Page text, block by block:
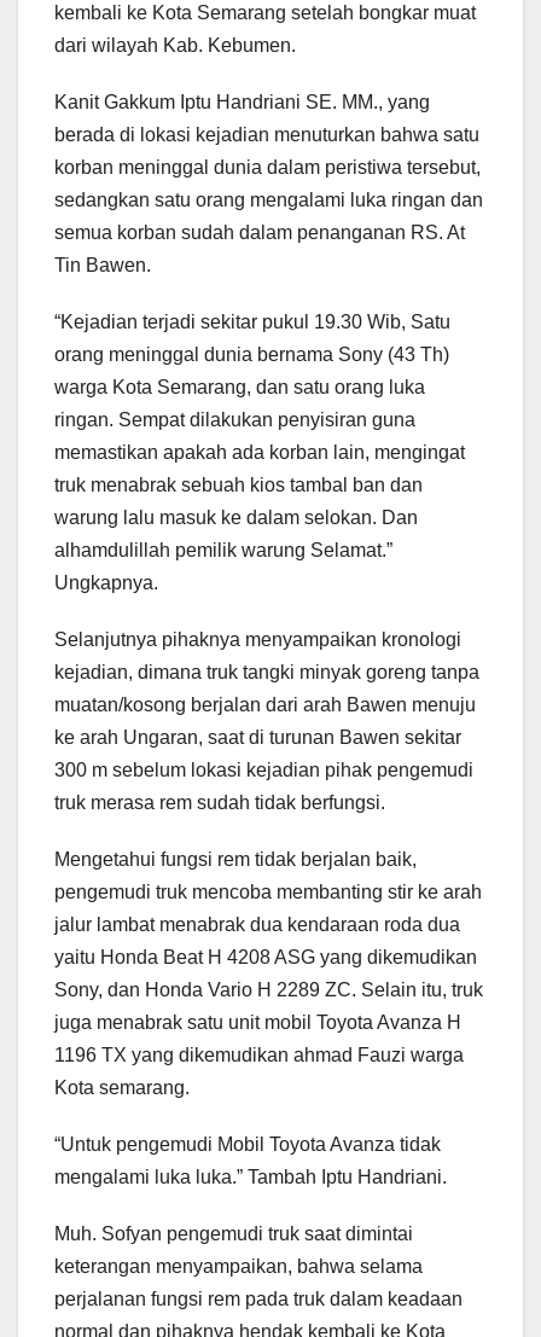
kembali ke Kota Semarang setelah bongkar muat
dari wilayah Kab. Kebumen.
Kanit Gakkum Iptu Handriani SE. MM., yang
berada di lokasi kejadian menuturkan bahwa satu
korban meninggal dunia dalam peristiwa tersebut,
sedangkan satu orang mengalami luka ringan dan
semua korban sudah dalam penanganan RS. At
Tin Bawen.
“Kejadian terjadi sekitar pukul 19.30 Wib, Satu
orang meninggal dunia bernama Sony (43 Th)
warga Kota Semarang, dan satu orang luka
ringan. Sempat dilakukan penyisiran guna
memastikan apakah ada korban lain, mengingat
truk menabrak sebuah kios tambal ban dan
warung lalu masuk ke dalam selokan. Dan
alhamdulillah pemilik warung Selamat.”
Ungkapnya.
Selanjutnya pihaknya menyampaikan kronologi
kejadian, dimana truk tangki minyak goreng tanpa
muatan/kosong berjalan dari arah Bawen menuju
ke arah Ungaran, saat di turunan Bawen sekitar
300 m sebelum lokasi kejadian pihak pengemudi
truk merasa rem sudah tidak berfungsi.
Mengetahui fungsi rem tidak berjalan baik,
pengemudi truk mencoba membanting stir ke arah
jalur lambat menabrak dua kendaraan roda dua
yaitu Honda Beat H 4208 ASG yang dikemudikan
Sony, dan Honda Vario H 2289 ZC. Selain itu, truk
juga menabrak satu unit mobil Toyota Avanza H
1196 TX yang dikemudikan ahmad Fauzi warga
Kota semarang.
“Untuk pengemudi Mobil Toyota Avanza tidak
mengalami luka luka.” Tambah Iptu Handriani.
Muh. Sofyan pengemudi truk saat dimintai
keterangan menyampaikan, bahwa selama
perjalanan fungsi rem pada truk dalam keadaan
normal dan pihaknya hendak kembali ke Kota